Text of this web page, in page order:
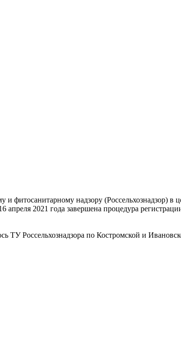
и фитосанитарному надзору (Россельхознадзор)
апреля 2021 года завершена процедура
ТУ Россельхознадзора по Костромской и